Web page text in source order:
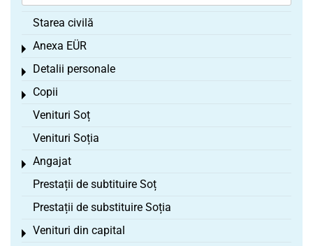
Starea civilă
Anexa EÜR
Toggle menu
Detalii personale
Toggle menu
Copii
Toggle menu
Venituri Soț
Venituri Soția
Angajat
Toggle menu
Prestații de subtituire Soț
Prestații de substituire Soția
Venituri din capital
Toggle menu